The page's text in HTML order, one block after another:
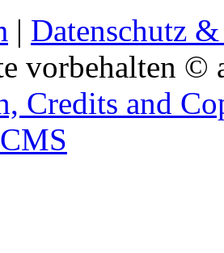
| Datenschutz
vorbehalten ©
Credits and